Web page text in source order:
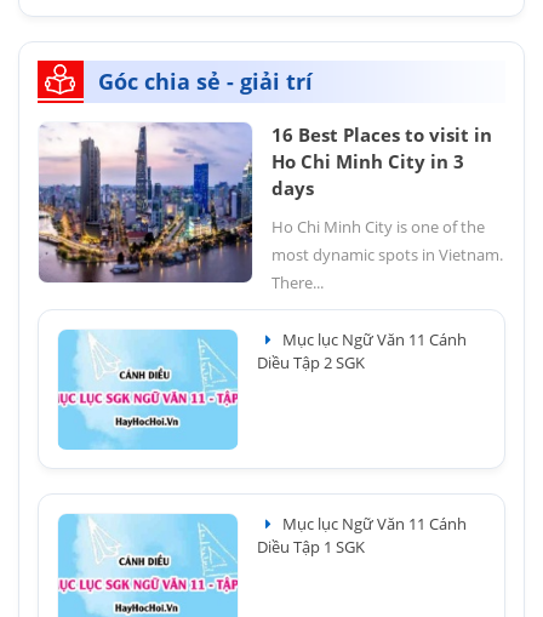
Góc chia sẻ - giải trí
16 Best Places to visit in
Ho Chi Minh City in 3
days
Ho Chi Minh City is one of the
most dynamic spots in Vietnam.
There...
Mục lục Ngữ Văn 11 Cánh
Diều Tập 2 SGK
Mục lục Ngữ Văn 11 Cánh
Diều Tập 1 SGK